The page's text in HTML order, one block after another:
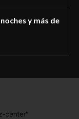
y más de
center"